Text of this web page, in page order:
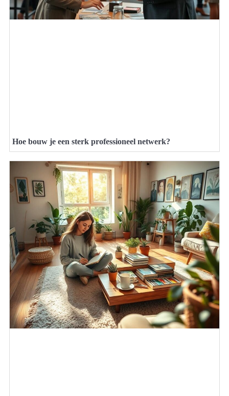
Hoe bouw je een sterk professioneel netwerk?